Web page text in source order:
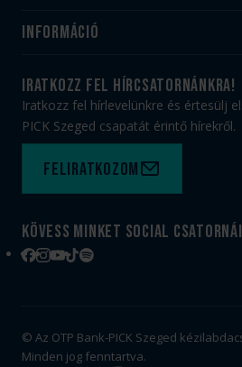
Utánpótlás
#HandballFamily
Munkatársaink
PICK Aréna
Sajtóakkreditáció
Információ
Jegy- és bérletvásárlás
Webshop
Adatvédelem
Felhasználási feltételek
Kapcsolat
iratkozz fel hírcsatornánkra!
Iratkozz fel hírlevelünkre és értesülj
PICK Szeged csapatát érintő hírekről.
Feliratkozom
Kövess minket social
Facebook
Instagram
YouTube
TikTokSpotify
© Az OTP Bank-PICK Szeged
Minden jog fenntartva.